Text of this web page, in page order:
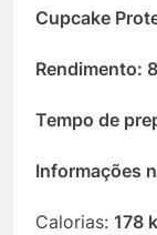
Cupcake
Rendimento:
Tempo de
Informações
Calorias: 178